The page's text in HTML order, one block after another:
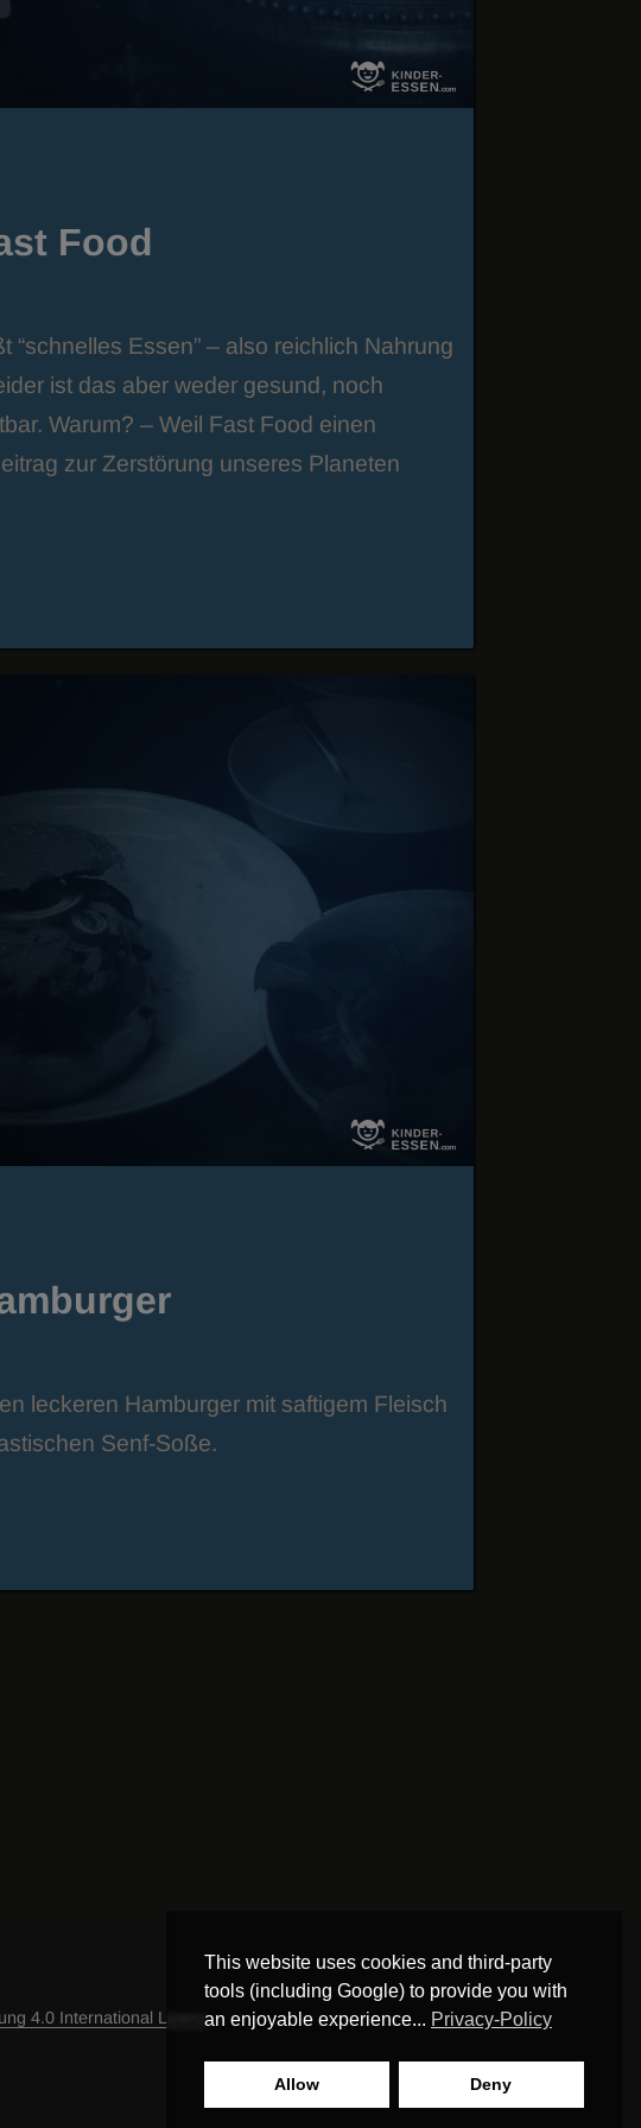
This website uses cookies and third-party
tools (including Google) to provide you with
an enjoyable experience... Privacy-Policy
Allow Deny
Food
“schnelles Essen” – also reichlich Nahrung
ist das aber weder gesund, noch
Warum? – Weil Fast Food einen
zur Zerstörung unseres Planeten
leckeren Hamburger mit saftigem Fleisch
Senf-Soße.
4.0 International Lizenz.